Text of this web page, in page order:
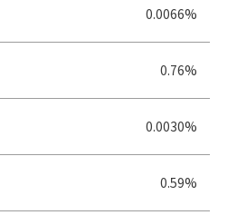
0.0066%
0.76%
0.0030%
0.59%